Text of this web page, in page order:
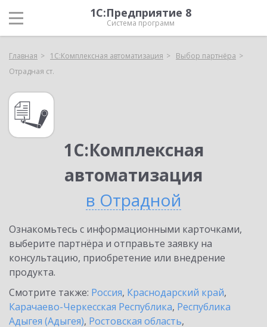
1С:Предприятие 8
Система программ
Главная 1С:Комплексная автоматизация
Выбор партнёра
Отрадная ст.
1С:Комплексная
автоматизация
в Отрадной
Ознакомьтесь с информационными карточками,
выберите партнёра и отправьте заявку на
консультацию, приобретение или внедрение
продукта.
Смотрите также: Россия, Краснодарский край,
Карачаево-Черкесская Республика, Республика
Адыгея (Адыгея), Ростовская область,